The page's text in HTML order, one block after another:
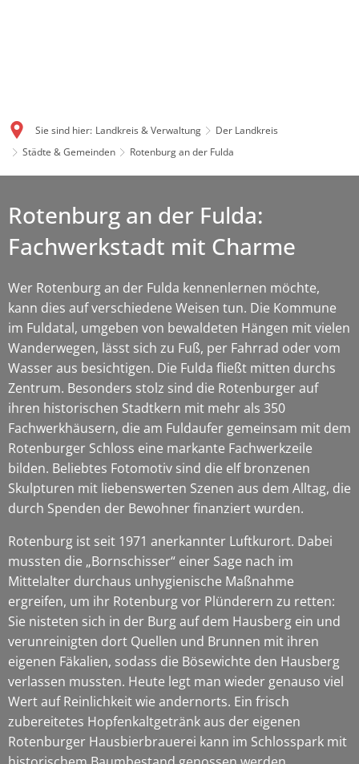
Sie sind hier: Landkreis & Verwaltung
Der Landkreis
Städte & Gemeinden
Rotenburg an der Fulda
Rotenburg an der Fulda:
Fachwerkstadt mit Charme
Wer Rotenburg an der Fulda kennenlernen möchte,
kann dies auf verschiedene Weisen tun. Die Kommune
im Fuldatal, umgeben von bewaldeten Hängen mit vielen
Wanderwegen, lässt sich zu Fuß, per Fahrrad oder vom
Wasser aus besichtigen. Die Fulda fließt mitten durchs
Zentrum. Besonders stolz sind die Rotenburger auf
ihren historischen Stadtkern mit mehr als 350
Fachwerkhäusern, die am Fuldaufer gemeinsam mit dem
Rotenburger Schloss eine markante Fachwerkzeile
bilden. Beliebtes Fotomotiv sind die elf bronzenen
Skulpturen mit liebenswerten Szenen aus dem Alltag, die
durch Spenden der Bewohner finanziert wurden.
Rotenburg ist seit 1971 anerkannter Luftkurort. Dabei
mussten die „Bornschisser“ einer Sage nach im
Mittelalter durchaus unhygienische Maßnahme
ergreifen, um ihr Rotenburg vor Plünderern zu retten:
Sie nisteten sich in der Burg auf dem Hausberg ein und
verunreinigten dort Quellen und Brunnen mit ihren
eigenen Fäkalien, sodass die Bösewichte den Hausberg
verlassen mussten. Heute legt man wieder genauso viel
Wert auf Reinlichkeit wie andernorts. Ein frisch
zubereitetes Hopfenkaltgetränk aus der eigenen
Rotenburger Hausbierbrauerei kann im Schlosspark mit